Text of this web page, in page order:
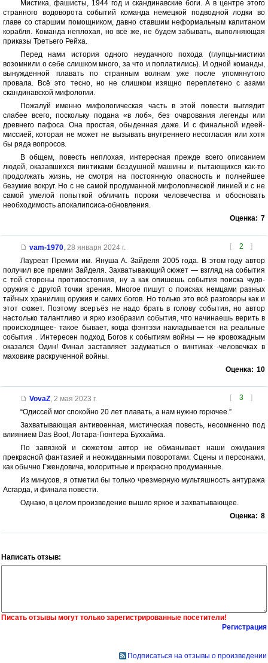
Мистика, фашисты, 1944 год и скандинавские боги. А в центре этого
странного водоворота событий команда немецкой подводной лодки во
главе со старшим помощником, давно ставшим неформальным капитаном
корабля. Команда неплохая, но всё же, не будем забывать, выполняющая
приказы Третьего Рейха.
Перед нами история одного неудачного похода (глупцы-мистики
возомнили о себе слишком много, за что и поплатились). И одной команды,
вынужденной плавать по странным волнам уже после упомянутого
провала. Всё это тесно, но не слишком изящно переплетено с азами
скандинавской мифологии.
Пожалуй именно мифологическая часть в этой повести выглядит
слабее всего, поскольку подана «в лоб», без очарования легенды или
древнего пафоса. Она простая, обыденная даже. И с финальной идеей-
миссией, которая не может не вызывать внутреннего несогласия или хотя
бы ряда вопросов.
В общем, повесть неплохая, интересная прежде всего описанием
людей, оказавшихся винтиками бездушной машины и пытающихся как-то
продолжать жизнь, не смотря на постоянную опасность и полнейшее
безумие вокруг. Но с не самой продуманной мифологической линией и с не
самой умелой попыткой обличить пороки человечества и обосновать
необходимость апокалипсиса-обновления.
Оценка: 7
[ 2 ]
vam-1970, 28 января 2024 г.
Лауреат Премии им. Януша А. Зайделя 2005 года. В этом году автор
получил все премии Зайделя. Захватывающий сюжет — взгляд на события
с той стороны противостояния, ну а как опишешь события поиска чудо-
оружия с другой точки зрения. Многое пишут о поисках немцами разных
тайных хранилищ оружия и самих богов. Но только это всё разговоры как и
этот сюжет. Поэтому всеръёз не надо брать в голову события, но автор
настолько талантливо и ярко изобразил события, что начинаешь верить в
происходящее- такое бывает, когда фэнтэзи накладывается на реальные
события . Интересен подход Богов к событиям войны — не кровожадным
оказался Один! Финал заставляет задуматься о винтиках -человечках в
маховике раскрученной войны.
Оценка: 10
[ 3 ]
VovaZ, 2 мая 2023 г.
“Одиссей мог спокойно 20 лет плавать, а нам нужно горючее.”
Захватывающая антивоенная, мистическая повесть, несомненно под
влиянием Das Boot, Лотара-Гюнтера Буххайма.
По завязкой и сюжетом автор не обманывает наши ожидания
прекрасной фантазией и неожиданными поворотами. Сцены и персонажи,
как обычно Гжендовича, колоритные и прекрасно продуманные.
Из минусов, я отметил бы только чрезмерную мультяшность антуража
Асгарда, и финала повести.
Однако, в целом произведение вышло яркое и захватывающее.
Оценка: 8
Написать отзыв:
Писать отзывы могут только зарегистрированные посетители!
Регистрация
Подписаться на отзывы о произведении